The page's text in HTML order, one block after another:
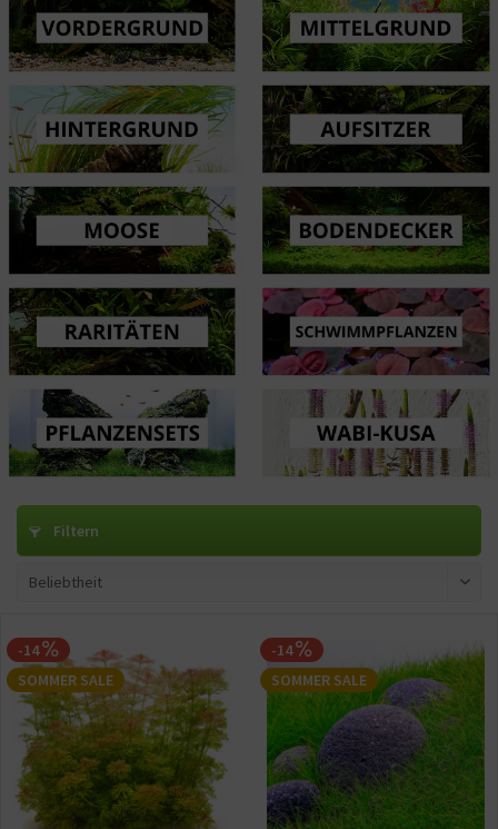
Filtern
-14
SOMMER SALE
-14
SOMMER SALE